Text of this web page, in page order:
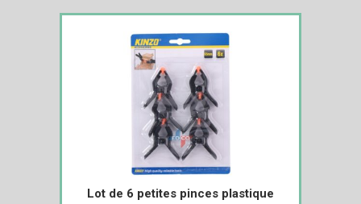
Lot de 6 petites pinces plastique